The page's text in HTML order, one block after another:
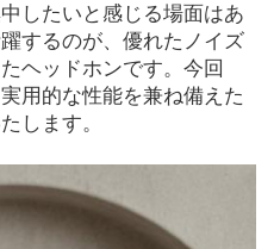
したいと感じる場面はあ
するのが、優れたノイズ
ヘッドホンです。今回
用的な性能を兼ね備えた
します。